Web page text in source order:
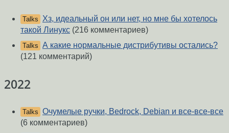
Talks
Хз, идеальный он или нет, но мне бы хотелось
такой Линукс (216 комментариев)
Talks А какие нормальные дистрибутивы остались?
(121 комментарий)
2022
Talks Очумелые ручки, Bedrock, Debian и все-все-все
(6 комментариев)